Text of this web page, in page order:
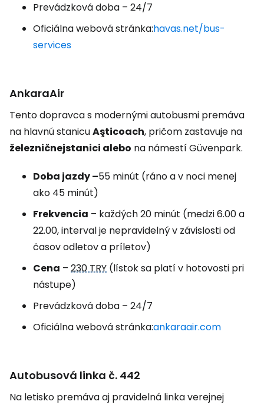
Prevádzková doba – 24/7
Oficiálna webová stránka:havas.net/bus-
services
AnkaraAir
Tento dopravca s modernými autobusmi premáva
na hlavnú stanicuAşticoach, pričom zastavuje na
železničnejstanici alebo na námestí Güvenpark.
Doba jazdy –55 minút (ráno a v noci menej
ako 45 minút)
Frekvencia – každých 20 minút (medzi 6.00 a
22.00, interval je nepravidelný v závislosti od
časov odletov a príletov)
Cena – 230 TRY (lístok sa platí v hotovosti pri
nástupe)
Prevádzková doba – 24/7
Oficiálna webová stránka:ankaraair.com
Autobusová linka č. 442
Na letisko premáva aj pravidelná linka verejnej